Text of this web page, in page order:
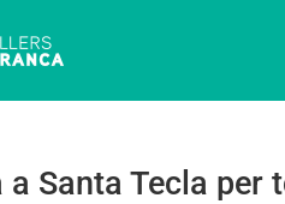
a Santa Tecla per